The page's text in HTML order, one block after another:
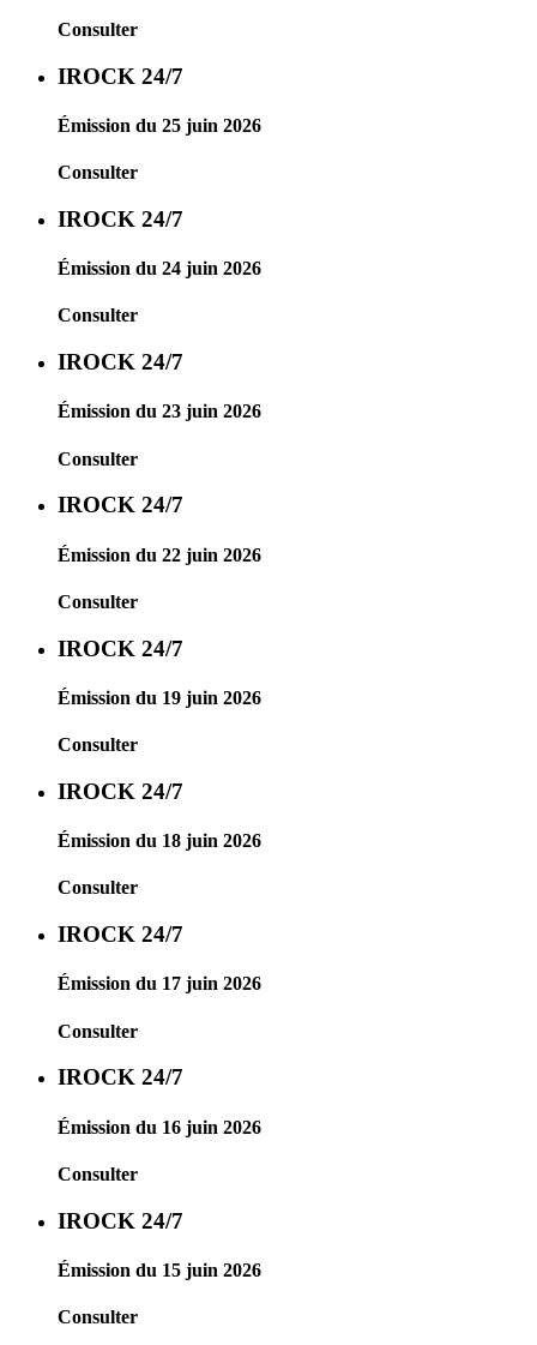
Consulter
IROCK 24/7
Émission du 25 juin 2026
Consulter
IROCK 24/7
Émission du 24 juin 2026
Consulter
IROCK 24/7
Émission du 23 juin 2026
Consulter
IROCK 24/7
Émission du 22 juin 2026
Consulter
IROCK 24/7
Émission du 19 juin 2026
Consulter
IROCK 24/7
Émission du 18 juin 2026
Consulter
IROCK 24/7
Émission du 17 juin 2026
Consulter
IROCK 24/7
Émission du 16 juin 2026
Consulter
IROCK 24/7
Émission du 15 juin 2026
Consulter